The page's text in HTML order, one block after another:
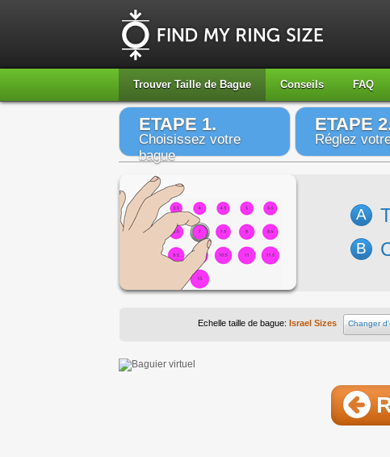
Trouver Taille de Bague Conseils FAQ
ETAPE 1.
Choisissez votre
bague
ETAPE
Réglez
A
B
Echelle taille de bague: Israel Sizes Changer